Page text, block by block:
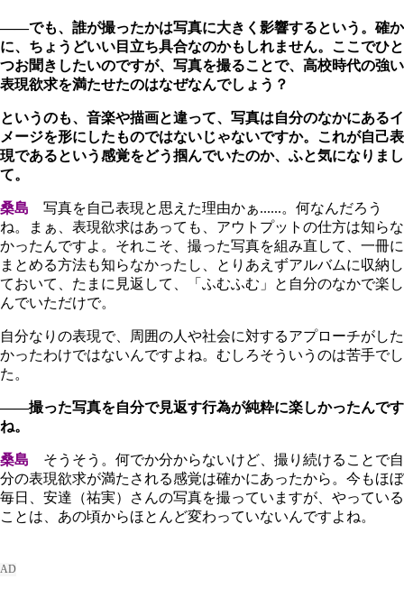
――でも、誰が撮ったかは写真に大きく影響するという。確か
に、ちょうどいい目立ち具合なのかもしれません。ここでひと
つお聞きしたいのですが、写真を撮ることで、高校時代の強い
表現欲求を満たせたのはなぜなんでしょう？
というのも、音楽や描画と違って、写真は自分のなかにあるイ
メージを形にしたものではないじゃないですか。これが自己表
現であるという感覚をどう掴んでいたのか、ふと気になりまし
て。
桑島 写真を自己表現と思えた理由かぁ......。何なんだろう
ね。まぁ、表現欲求はあっても、アウトプットの仕方は知らな
かったんですよ。それこそ、撮った写真を組み直して、一冊に
まとめる方法も知らなかったし、とりあえずアルバムに収納し
ておいて、たまに見返して、「ふむふむ」と自分のなかで楽し
んでいただけで。
自分なりの表現で、周囲の人や社会に対するアプローチがした
かったわけではないんですよね。むしろそういうのは苦手でし
た。
――撮った写真を自分で見返す行為が純粋に楽しかったんです
ね。
桑島 そうそう。何でか分からないけど、撮り続けることで自
分の表現欲求が満たされる感覚は確かにあったから。今もほぼ
毎日、安達（祐実）さんの写真を撮っていますが、やっている
ことは、あの頃からほとんど変わっていないんですよね。